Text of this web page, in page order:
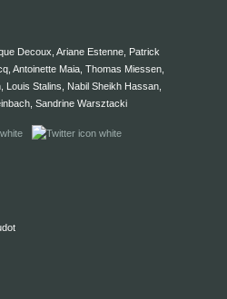
Decoux, Ariane Estenne, Patrick
Antoinette Maia, Thomas Miessen,
Stalins, Nabil Sheikh Hassan,
Sandrine Warsztacki